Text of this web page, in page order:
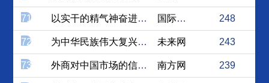
71 以实干的精气神奋进新时代新... 国际在线 248
72 为中华民族伟大复兴培养合格... 未来网 243
73 外商对中国市场的信心从何而... 南方网 239